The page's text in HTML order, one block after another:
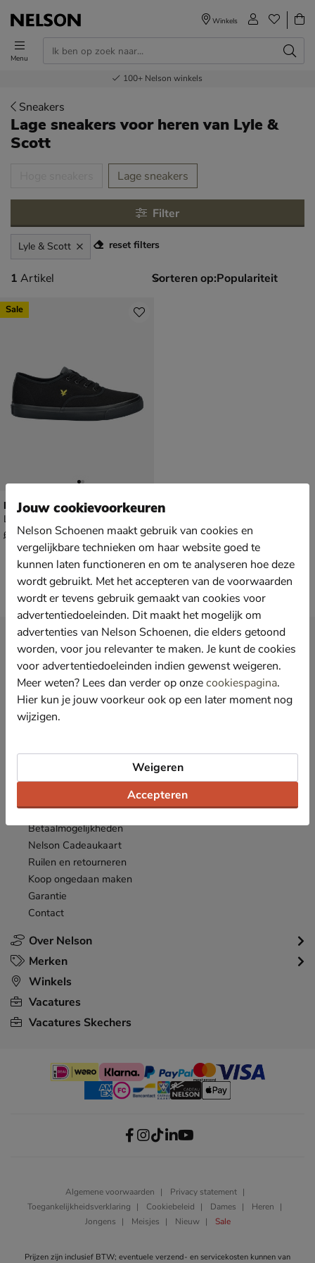
Menu
Winkels
Voor 23.00u besteld,volgende dag in huis
Gratisverzending en retour
Bestel nu,betaal later
100+ Nelson winkels
Sneakers
Lage sneakers voor herenvan Lyle &
Scott
Lage sneakers
Filter
Lyle & Scott reset filters
1 artikel
1 Artikel Sorteren op:
Lyle & Scott Wick
Lage sneakers - zwart
van € 64,99 voor € 45,49
64 99 45,49
Sale
Over Nelson
Bestellen
Betaalmogelijkheden
Nelson Cadeaukaart
Ruilen en retourneren
Koop ongedaan maken
Garantie
Contact
Merken
Winkels
Vacatures
Vacatures Skechers
Nieuwsbrief
Ontvang € 10,- welkomstkorting*
en blijf op de hoogte van leuke
acties en aanbiedingen!
E-mailadres Inschrijven
Algemene voorwaarden
Privacy statement
Toegankelijkheidsverklaring
Cookiebeleid Dames
Heren
Jongens
Meisjes Nieuw Sale
Prijzen zijn inclusief BTW; eventuele verzend- en servicekosten kunnen van
Jouw cookievoorkeuren
Nelson Schoenen maakt gebruik van cookies en
vergelijkbare technieken om haar website goed te
kunnen laten functioneren en om te analyseren hoe deze
wordt gebruikt. Met het accepteren van de voorwaarden
wordt er tevens gebruik gemaakt van cookies voor
advertentiedoeleinden. Dit maakt het mogelijk om
advertenties van Nelson Schoenen, die elders getoond
worden, voor jou relevanter te maken. Je kunt de cookies
voor advertentiedoeleinden indien gewenst weigeren.
Meer weten? Lees dan verder op onzecookiespagina.
Hier kun je jouw voorkeur ook op een later moment nog
wijzigen.
Accepteren
Weigeren